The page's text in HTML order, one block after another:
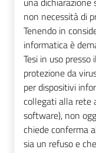
non necessità di
Tenendo in
informatica è
Tesi in uso
protezione da
per dispositivi
collegati alla rete
software), non
chiede conferma
sia un refuso e